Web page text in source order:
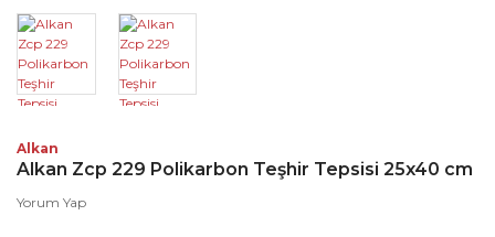
Alkan
Alkan Zcp 229 Polikarbon Teşhir Tepsisi 25x40 cm
Yorum Yap